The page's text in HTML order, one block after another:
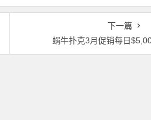
下一篇
蜗牛扑克3月促销每日